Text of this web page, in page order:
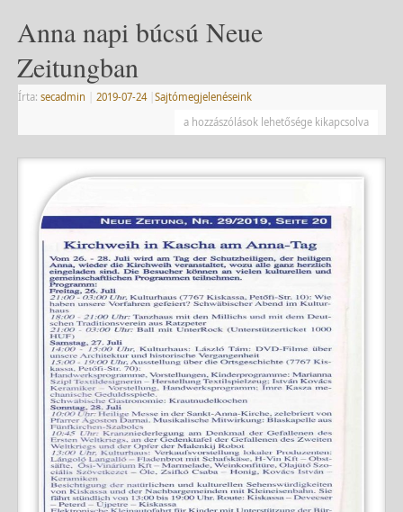
Anna napi búcsú Neue
Zeitungban
Írta: secadmin 2019-07-24
Sajtómegjelenéseink
a hozzászólások lehetősége kikapcsolva